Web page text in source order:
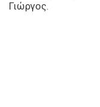
Γιώργος.